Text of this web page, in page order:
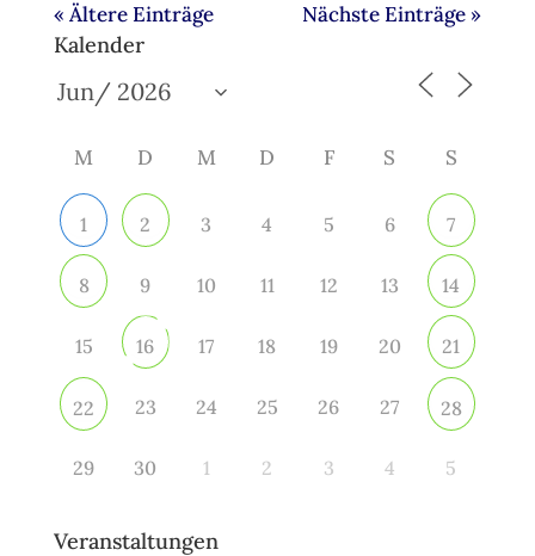
« Ältere Einträge Nächste Einträge »
Kalender
M D M D F S S
1 2 3 4 5 6 7
8 9 10 11 12 13 14
15 16 17 18 19 20 21
22 23 24 25 26 27 28
29 30 1 2 3 4 5
Veranstaltungen